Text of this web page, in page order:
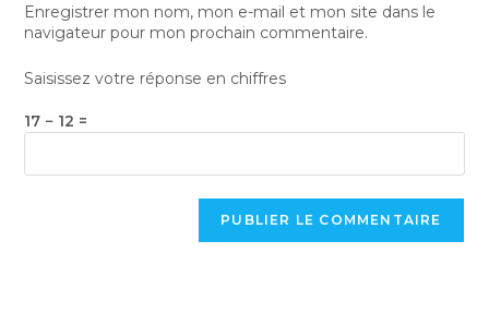
Enregistrer mon nom, mon e-mail et mon site dans le
navigateur pour mon prochain commentaire.
Saisissez votre réponse en chiffres
17 − 12 =